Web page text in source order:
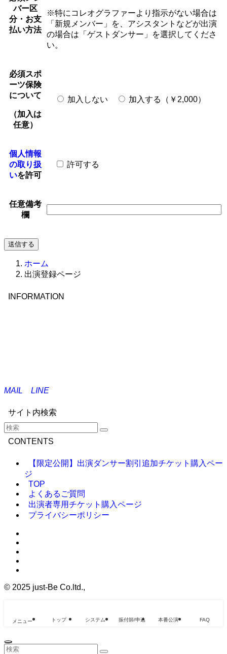
バー区
分・お支
払い方法
※特にコレオグラファーより指示がない場合は
「新規メンバー」を、アシスタントなどが出演
の場合は「ゲストダンサー」を選択してくださ
い。
必須スポ
ーツ保険
について
（加入は
任意）
加入しない 加入する（￥2,000）
個人情報
の取り扱
いを許可
許可する
任意備考
欄
ホーム
出演登録ページ
INFORMATION
MAIL LINE
サイト内検索
CONTENTS
【限定公開】出演ダンサー割引追加チケット購入ペー
ジ
TOP
よくあるご質問
出演者専用チケット購入ページ
プライバシーポリシー
© 2025 just-Be Co.ltd.,
メニュー トップ システム 振付師/申込 本番公演 FAQ